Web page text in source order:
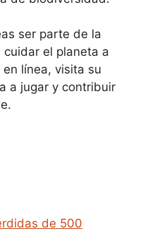
ser parte de la
cuidar el planeta a
línea, visita su
a jugar y contribuir
de 500